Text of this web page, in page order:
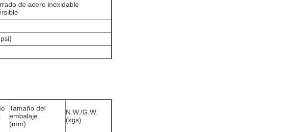
de acero inoxidable
Tamaño del
embalaje
(mm)
N.W./G.W.
(kgs)